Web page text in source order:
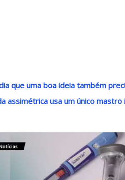
que uma boa ideia também
assimétrica usa um único